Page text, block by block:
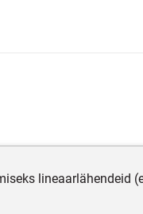
lineaarlähendeid